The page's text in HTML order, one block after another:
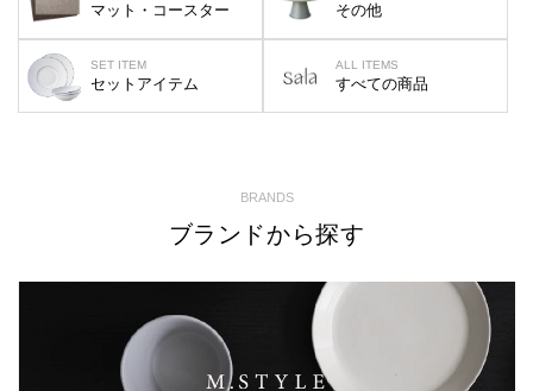
マット・コースター その他
SET ITEM
セットアイテム
ALL ITEMS
すべての商品
BRANDS
ブランドから探す